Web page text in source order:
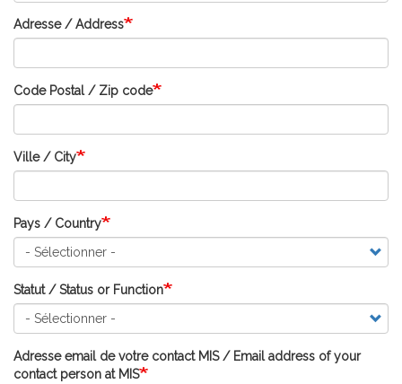
Adresse / Address
Code Postal / Zip code
Ville / City
Pays / Country
Statut / Status or Function
Adresse email de votre contact MIS / Email address of your
contact person at MIS